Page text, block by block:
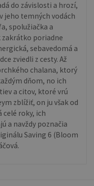
do závislosti a hrozí,
jeho temných vodách
spolužiačka a
zakrátko poriadne
sebavedomá a
zviedli z cesty. Až
chalana, ktorý
dňom, no ich
a citov, ktoré vrú
zblížiť, on ju však od
celé roky, ich
a navždy poznačia
Saving 6 (Bloom